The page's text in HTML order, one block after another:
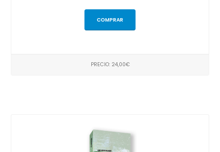
COMPRAR
PRECIO: 24,00€